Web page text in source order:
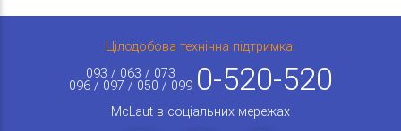
Цілодобова технічна підтримка:
093 / 063 / 073
096 / 097 / 050 / 099 0-520-520
McLaut в соціальних мережах